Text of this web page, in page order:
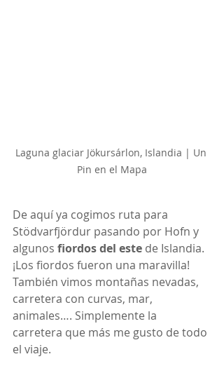
Laguna glaciar Jökursárlon, Islandia | Un
Pin en el Mapa
De aquí ya cogimos ruta para
Stödvarfjördur pasando por Hofn y
algunos fiordos del este de Islandia.
¡Los fiordos fueron una maravilla!
También vimos montañas nevadas,
carretera con curvas, mar,
animales…. Simplemente la
carretera que más me gusto de todo
el viaje.